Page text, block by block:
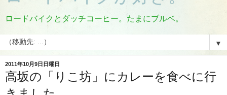
ロードバイクとダッチコーヒー。たまにブルベ。
▼
2011年10月9日日曜日
高坂の「りこ坊」にカレーを食べに行